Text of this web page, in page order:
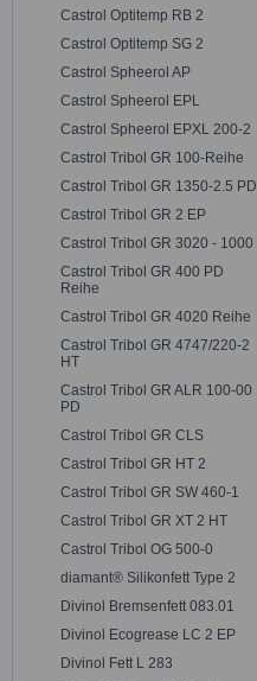
Castrol Optitemp RB 2
Castrol Optitemp SG 2
Castrol Spheerol AP
Castrol Spheerol EPL
Castrol Spheerol EPXL 200-2
Castrol Tribol GR 100-Reihe
Castrol Tribol GR 1350-2.5 PD
Castrol Tribol GR 2 EP
Castrol Tribol GR 3020 - 1000
Castrol Tribol GR 400 PD
Reihe
Castrol Tribol GR 4020 Reihe
Castrol Tribol GR 4747/220-2
HT
Castrol Tribol GR ALR 100-00
PD
Castrol Tribol GR CLS
Castrol Tribol GR HT 2
Castrol Tribol GR SW 460-1
Castrol Tribol GR XT 2 HT
Castrol Tribol OG 500-0
diamant® Silikonfett Type 2
Divinol Bremsenfett 083.01
Divinol Ecogrease LC 2 EP
Divinol Fett L 283